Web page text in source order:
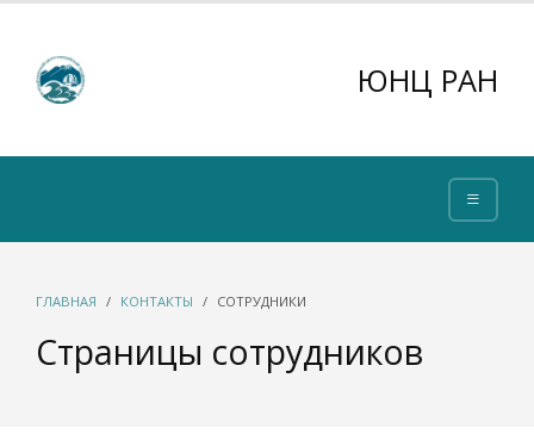
ЮНЦ РАН
ГЛАВНАЯ КОНТАКТЫ СОТРУДНИКИ
Страницы сотрудников